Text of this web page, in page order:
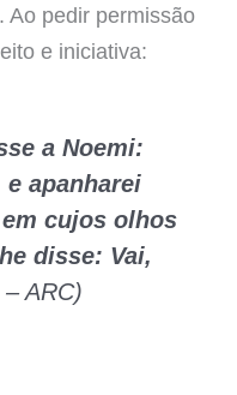
Ao pedir permissão
e iniciativa:
a Noemi:
apanharei
cujos olhos
disse: Vai,
ARC)